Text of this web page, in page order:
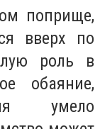
поприще,
вверх по
роль в
обаяние,
умело